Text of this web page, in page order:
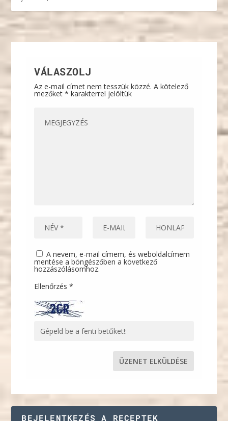
VÁLASZOLJ
Az e-mail címet nem tesszük közzé. A kötelező
mezőket* karakterrel jelöltük
A nevem, e-mail címem, és weboldalcímem
mentése a böngészőben a következő
hozzászólásomhoz.
Ellenőrzés*
BEJELENTKEZÉS A RECEPTEK